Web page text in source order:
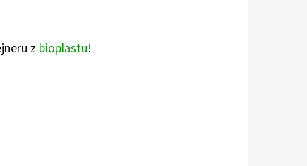
z bioplastu!